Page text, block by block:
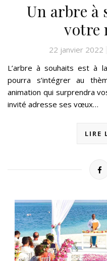
Un arbre à
votre
22 janvier 2022
L’arbre à souhaits est à
pourra s’intégrer au
animation qui surprendra
invité adresse ses vœux…
LIRE